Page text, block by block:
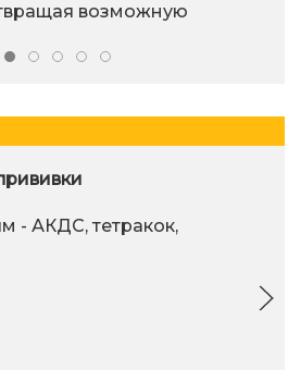
возможную
- АКДС, тетракок,